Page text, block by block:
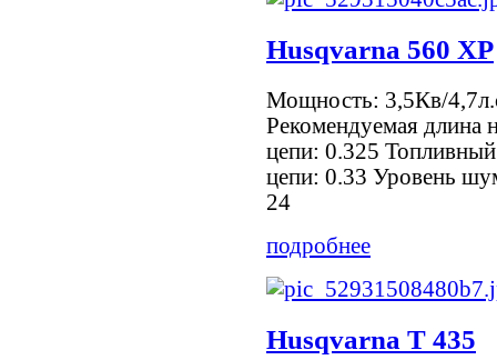
Husqvarna 560 XP
Мощность: 3,5Кв/
Рекомендуемая
цепи: 0.325
цепи: 0.33 Уровень
24
подробнее
Husqvarna T 435